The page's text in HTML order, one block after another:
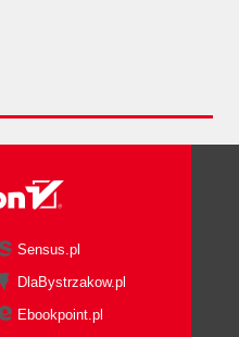
Sensus.pl
DlaBystrzakow.pl
Ebookpoint.pl